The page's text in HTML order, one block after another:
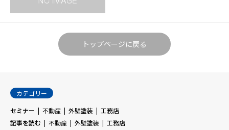
トップページに戻る
カテゴリー
セミナー
不動産 外壁塗装
工務店
記事を読む
不動産 外壁塗装
工務店